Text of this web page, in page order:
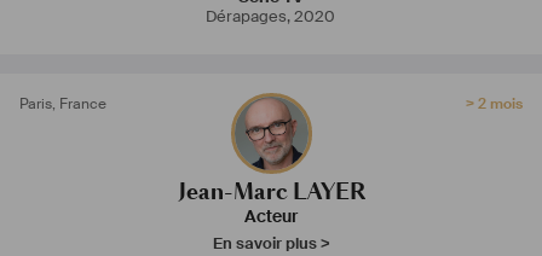
Dérapages,2020
Paris, France > 2 mois
Jean-Marc LAYER
Acteur
En savoir plus >